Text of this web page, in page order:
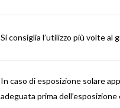
Si consiglia l’utilizzo più volte al
In caso di esposizione solare
adeguata prima